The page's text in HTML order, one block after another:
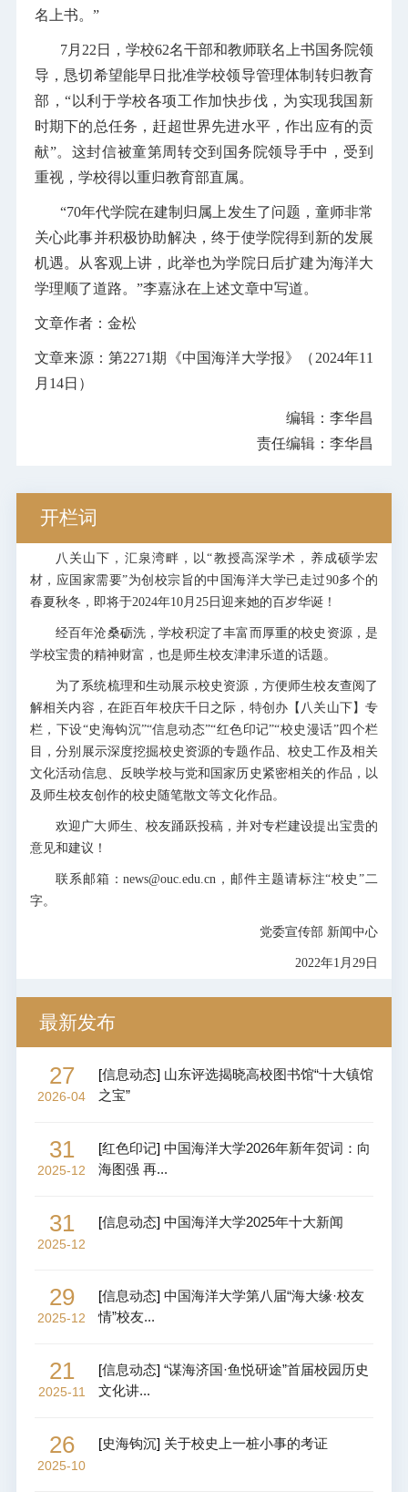
名上书。”
7月22日，学校62名干部和教师联名上书国务院领
导，恳切希望能早日批准学校领导管理体制转归教育
部，“以利于学校各项工作加快步伐，为实现我国新
时期下的总任务，赶超世界先进水平，作出应有的贡
献”。这封信被童第周转交到国务院领导手中，受到
重视，学校得以重归教育部直属。
“70年代学院在建制归属上发生了问题，童师非常
关心此事并积极协助解决，终于使学院得到新的发展
机遇。从客观上讲，此举也为学院日后扩建为海洋大
学理顺了道路。”李嘉泳在上述文章中写道。
文章作者：金松
文章来源：第2271期《中国海洋大学报》（2024年11
月14日）
编辑：李华昌
责任编辑：李华昌
开栏词
八关山下，汇泉湾畔，以“教授高深学术，养成硕学宏
材，应国家需要”为创校宗旨的中国海洋大学已走过90多个的
春夏秋冬，即将于2024年10月25日迎来她的百岁华诞！
经百年沧桑砺洗，学校积淀了丰富而厚重的校史资源，是
学校宝贵的精神财富，也是师生校友津津乐道的话题。
为了系统梳理和生动展示校史资源，方便师生校友查阅了
解相关内容，在距百年校庆千日之际，特创办【八关山下】专
栏，下设“史海钩沉”“信息动态”“红色印记”“校史漫话”四个栏
目，分别展示深度挖掘校史资源的专题作品、校史工作及相关
文化活动信息、反映学校与党和国家历史紧密相关的作品，以
及师生校友创作的校史随笔散文等文化作品。
欢迎广大师生、校友踊跃投稿，并对专栏建设提出宝贵的
意见和建议！
联系邮箱：news@ouc.edu.cn，邮件主题请标注“校史”二
字。
党委宣传部 新闻中心
2022年1月29日
最新发布
27
2026-04
[信息动态] 山东评选揭晓高校图书馆“十大镇馆
之宝”
31
2025-12
[红色印记] 中国海洋大学2026年新年贺词：向
海图强 再...
31
2025-12
[信息动态] 中国海洋大学2025年十大新闻
29
2025-12
[信息动态] 中国海洋大学第八届“海大缘·校友
情”校友...
21
2025-11
[信息动态] “谋海济国·鱼悦研途”首届校园历史
文化讲...
26
2025-10
[史海钩沉] 关于校史上一桩小事的考证